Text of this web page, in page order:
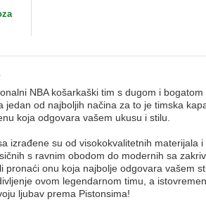
NBA košarkaški tim s dugom i
jedan od najboljih načina za to je timska
koja odgovara vašem ukusu i stilu.
izrađene su od visokokvalitetnih
s ravnim obodom do modernih sa
pronaći onu koja najbolje odgovara vašem
ovom legendarnom timu, a
ljubav prema Pistonsima!